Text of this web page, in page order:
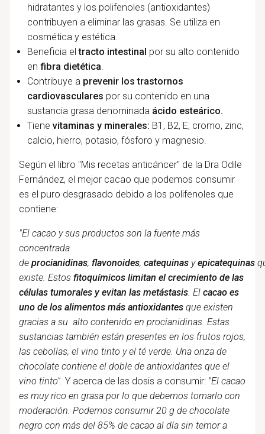
hidratantes y los polifenoles (antioxidantes)
contribuyen a eliminar las grasas. Se utiliza en
cosmética y estética.
Beneficia eltracto intestinal por su alto contenido
en fibra dietética.
Contribuye a prevenir los trastornos
cardiovasculares por su contenido en una
sustancia grasa denominada ácido esteárico.
Tiene vitaminas y minerales: B1, B2, E; cromo, zinc,
calcio, hierro, potasio, fósforo y magnesio.
Según el libro "Mis recetas anticáncer" de la Dra Odile
Fernández, el mejor cacao que podemos consumir
es el puro desgrasado debido a los polifenoles que
contiene:
"El cacao y sus productos son la fuente más
concentrada
deprocianidinas, flavonoides, catequinasyepicatequinas
existe. Estosfitoquímicos limitan el crecimiento de las
células tumorales y evitan las metástasis. El cacao es
uno de los alimentos más antioxidantesque existen
gracias a su alto contenido en procianidinas. Estas
sustancias también están presentes en los frutos rojos,
las cebollas, el vino tinto y el té verde. Una onza de
chocolate contiene el doble de antioxidantes que el
vino tinto". Y acerca de las dosis a consumir:"El cacao
es muy rico en grasa por lo que debemos tomarlo con
moderación. Podemos consumir 20 g de chocolate
negro con más del 85% de cacao al día sin temor a